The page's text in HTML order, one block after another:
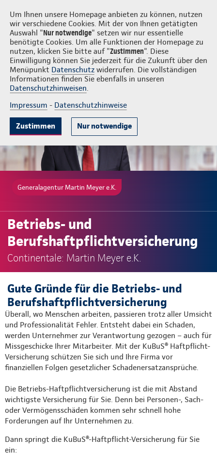
Um Ihnen unsere Homepage anbieten zu können, nutzen
wir verschiedene Cookies. Mit der von Ihnen getätigten
Auswahl "Nur notwendige" setzen wir nur essentielle
benötigte Cookies. Um alle Funktionen der Homepage zu
nutzen, klicken Sie bitte auf "Zustimmen". Diese
Einwilligung können Sie jederzeit für die Zukunft über den
Menüpunkt Datenschutz widerrufen. Die vollständigen
Informationen finden Sie ebenfalls in unseren
Datenschutzhinweisen.
Impressum - Datenschutzhinweise
Zustimmen Nur notwendige
Martin Meyer e.K. Login
Gute Gründe Tarife & Leistungen Wissenswertes Beratung &
Generalagentur Martin Meyer e.K.
Betriebs- und
Berufshaftpflichtversicherung
Continentale: Martin Meyer e.K.
Gute Gründe für die Betriebs- und
Berufshaftpflichtversicherung
Überall, wo Menschen arbeiten, passieren trotz aller Umsicht
und Professionalität Fehler. Entsteht dabei ein Schaden,
werden Unternehmer zur Verantwortung gezogen – auch für
Missgeschicke Ihrer Mitarbeiter. Mit der KuBuS® Haftpflicht-
Versicherung schützen Sie sich und Ihre Firma vor
finanziellen Folgen gesetzlicher Schadenersatzansprüche.
Die Betriebs-Haftpflichtversicherung ist die mit Abstand
wichtigste Versicherung für Sie. Denn bei Personen-, Sach-
oder Vermögensschäden kommen sehr schnell hohe
Forderungen auf Ihr Unternehmen zu.
Dann springt die KuBuS®-Haftpflicht-Versicherung für Sie
ein: